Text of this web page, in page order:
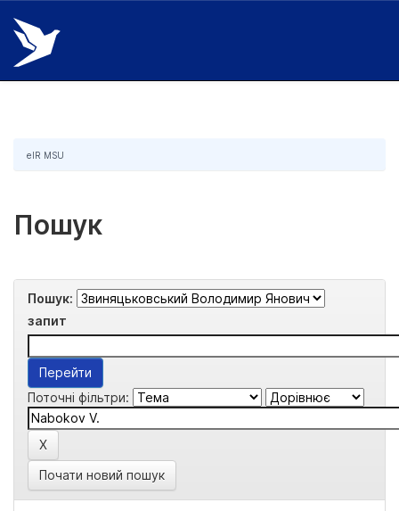
Skip
navigation
eIR MSU
Пошук
Пошук:
запит
Поточні фільтри:
Почати новий пошук